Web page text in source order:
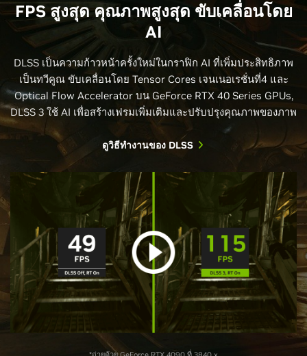
FPS สูงสุด คุณภาพสูงสุด ขับเคลื่อนโดย
AI
DLSS เป็นความก้าวหน้าครั้งใหม่ในกราฟิก AI ที่เพิ่มประสิทธิภาพ
เป็นทวีคูณ ขับเคลื่อนโดย Tensor Cores เจนเนอเรชั่นที่4 และ
Optical Flow Accelerator บน GeForce RTX 40 Series GPUs,
DLSS 3 ใช้ AI เพื่อสร้างเฟรมเพิ่มเติมและปรับปรุงคุณภาพของภาพ
ดูวิธีทำงานของ DLSS